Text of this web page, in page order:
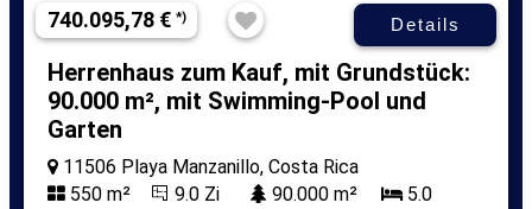
740.095,78 € *) Details
Herrenhaus zum Kauf, mit Grundstück:
90.000 m², mit Swimming-Pool und
Garten
11506 Playa Manzanillo, Costa Rica
550 m²
9.0 Zi 90.000 m²
5.0